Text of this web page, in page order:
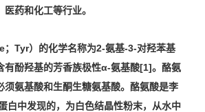
药和化工等行业。
Tyr）的化学名称为2-氨基-3-对羟苯基
有酚羟基的芳香族极性α-氨基酸[1]。酪氨
氨基酸和生酮生糖氨基酸。 酪氨酸是李
白中发现的，为白色结晶性粉末，从水中